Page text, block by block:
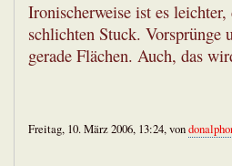
Ironischerweise ist es
schlichten Stuck. Vorsprünge
gerade Flächen. Auch, das
Freitag, 10. März 2006, 13:24, von